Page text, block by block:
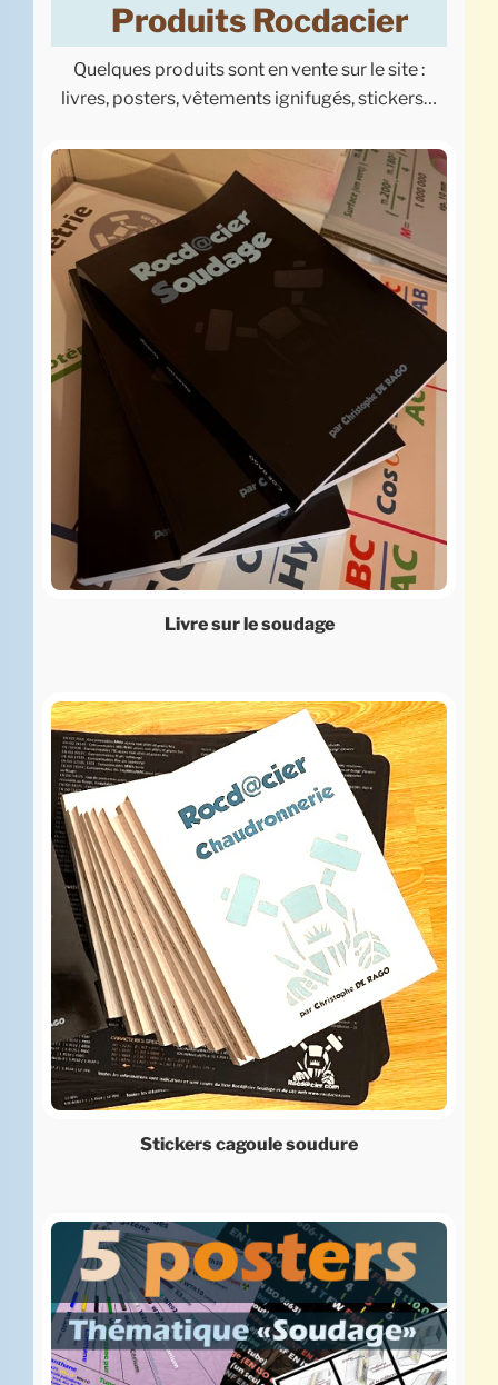
Produits Rocdacier
Quelques produits sont en vente sur le site :
livres, posters, vêtements ignifugés, stickers…
Livre sur le soudage
Stickers cagoule soudure